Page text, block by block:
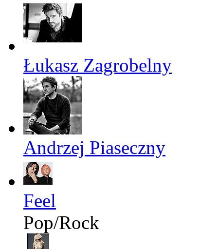
Łukasz Zagrobelny
Andrzej Piaseczny
Feel
Pop/Rock